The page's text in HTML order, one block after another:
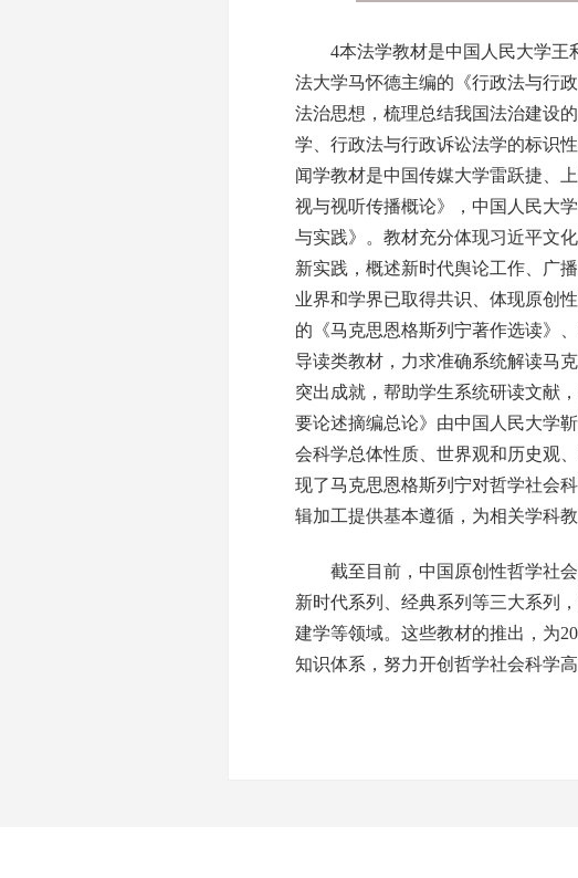
4本法学教材是中国人民大学王
法大学马怀德主编的《行政法与行
法治思想，梳理总结我国法治建设
学、行政法与行政诉讼法学的标识
闻学教材是中国传媒大学雷跃捷、
视与视听传播概论》，中国人民大
与实践》。教材充分体现习近平文
新实践，概述新时代舆论工作、广
业界和学界已取得共识、体现原创
的《马克思恩格斯列宁著作选读》
导读类教材，力求准确系统解读马
突出成就，帮助学生系统研读文献
要论述摘编总论》由中国人民大学
会科学总体性质、世界观和历史观
现了马克思恩格斯列宁对哲学社会
辑加工提供基本遵循，为相关学科
截至目前，中国原创性哲学社会
新时代系列、经典系列等三大系列
建学等领域。这些教材的推出，为
知识体系，努力开创哲学社会科学